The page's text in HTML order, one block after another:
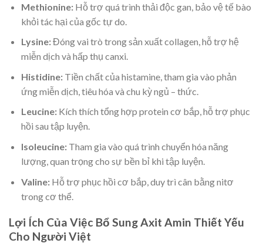
Methionine:Hỗ trợ quá trình thải độc gan, bảo vệ tế bào
khỏi tác hại của gốc tự do.
Lysine:Đóng vai trò trong sản xuất collagen, hỗ trợ hệ
miễn dịch và hấp thụ canxi.
Histidine:Tiền chất của histamine, tham gia vào phản
ứng miễn dịch, tiêu hóa và chu kỳ ngủ – thức.
Leucine:Kích thích tổng hợp protein cơ bắp, hỗ trợ phục
hồi sau tập luyện.
Isoleucine:Tham gia vào quá trình chuyển hóa năng
lượng, quan trọng cho sự bền bỉ khi tập luyện.
Valine:Hỗ trợ phục hồi cơ bắp, duy trì cân bằng nitơ
trong cơ thể.
Lợi Ích Của Việc Bổ Sung Axit Amin Thiết Yếu
Cho Người Việt